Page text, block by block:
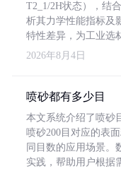
T2_1/2H状态），结
析其力学性能指标及
特性差异，为工业选
2026年8月4日
喷砂都有多少目
本文系统介绍了喷砂
喷砂200目对应的表
同目数的应用场景。
实践，帮助用户根据